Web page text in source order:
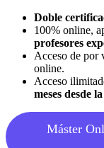
Doble
100% online,
profesores
Acceso de por
online.
Acceso
meses desde
Máster